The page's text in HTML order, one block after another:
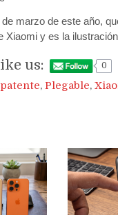
marzo de este año,
Xiaomi y es la
us: 0
patente, Plegable,